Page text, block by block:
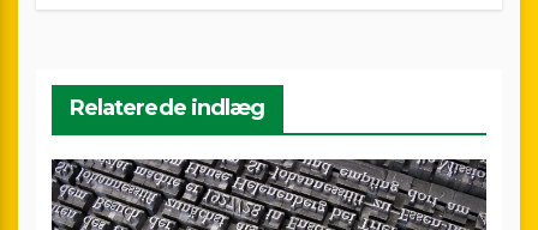
Relaterede indlæg